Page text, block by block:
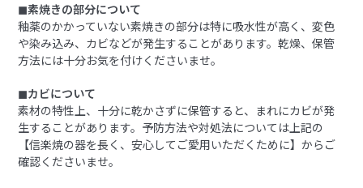
◼︎素焼きの部分について
釉薬のかかっていない素焼きの部分は特に吸水性が高く、変色
や染み込み、カビなどが発生することがあります。乾燥、保管
方法には十分お気を付けくださいませ。
◼︎カビについて
素材の特性上、十分に乾かさずに保管すると、まれにカビが発
生することがあります。予防方法や対処法については上記の
【信楽焼の器を長く、安心してご愛用いただくために】からご
確認くださいませ。